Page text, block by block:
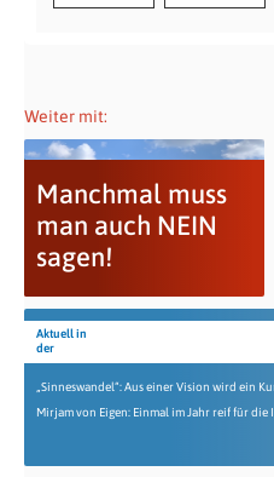
Weiter mit:
Manchmal muss
man auch NEIN
sagen!
Aktuell in
der
„Sinneswandel“: Aus einer Vision wird ein
Mirjam von Eigen: Einmal im Jahr reif für die